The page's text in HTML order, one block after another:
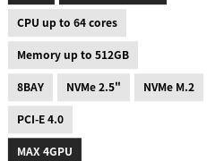
CPU up to 64 cores
Memory up to 512GB
8BAY NVMe 2.5" NVMe M.2
PCI-E 4.0
MAX 4GPU